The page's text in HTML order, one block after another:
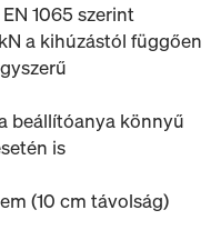
1065 szerint
a kihúzástól függően
beállítóanya könnyű
is
(10 cm távolság)